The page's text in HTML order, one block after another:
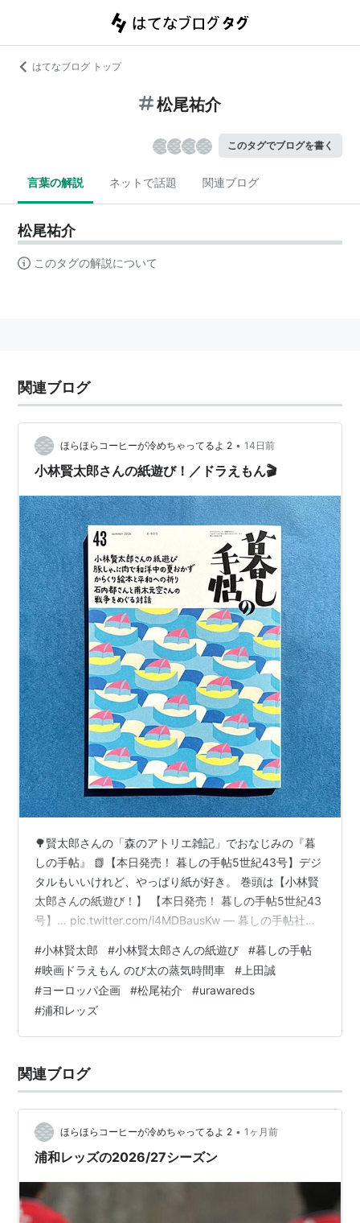
はてなブログ トップ
松尾祐介
このタグでブログを書く
言葉の解説 ネットで話題 関連ブログ
松尾祐介
このタグの解説について
関連ブログ
ほらほらコーヒーが冷めちゃってるよ 2 • 14日前
小林賢太郎さんの紙遊び！／ドラえもん🎬
🌳賢太郎さんの「森のアトリエ雑記」でおなじみの『暮
しの手帖』 📗【本日発売！ 暮しの手帖5世紀43号】デジ
タルもいいけれど、やっぱり紙が好き。 巻頭は【小林賢
太郎さんの紙遊び！】 【本日発売！ 暮しの手帖5世紀43
号】… pic.twitter.com/i4MDBausKw — 暮しの手帖社
ら止まらない」 キャーー👐 ミウラ折りって言うんです
ね。 巻頭特集では、「紙好き」を公言する劇作家・小林
賢太郎さんにご登場いただきました（「小林賢太郎さん
の紙遊び」）。小林さんが創作活動を行う「森のアトリ
エ」を訪ね、大切に保管され…
#小林賢太郎 #小林賢太郎さんの紙遊び #暮しの手帖
#映画ドラえもん のび太の蒸気時間車 # 上田誠
#ヨーロッパ企画 #松尾祐介 #urawareds
#浦和レッズ
関連ブログ
ほらほらコーヒーが冷めちゃってるよ 2 • 1ヶ月前
浦和レッズの2026/27シーズン